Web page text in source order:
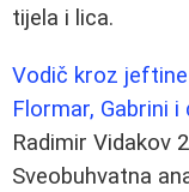
tijela i lica.
Vodič kroz
Flormar, Gabrini i
Radimir Vidakov
Sveobuhvatna